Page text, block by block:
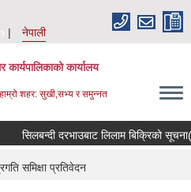
नेपाली
कार्यपालिकाको कार्यालय
शहर: सुखी,सभ्य र समुन्नत
सिलबन्दी दरभाउबाट लिलाम बिक्रिको
समिक्षा प्रतिवेदन